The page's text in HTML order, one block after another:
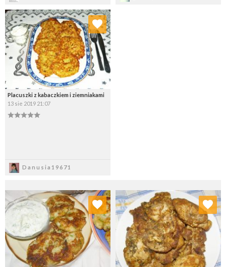
Placuszki z kabaczkiem i ziemniakami
13 sie 2019 21:07
Danusia19671
Dodaj do ulubionych
Wybierz listę:
Dodaj do ulubionych
Wybierz listę:
Dodaj do ulubionych
Wybierz listę: